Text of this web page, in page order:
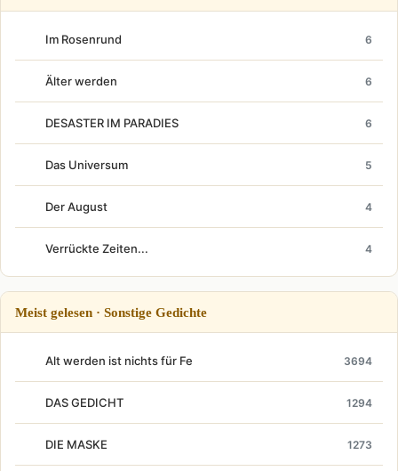
Im Rosenrund 6
Älter werden 6
DESASTER IM PARADIES 6
Das Universum 5
Der August 4
Verrückte Zeiten... 4
Meist gelesen · Sonstige Gedichte
Alt werden ist nichts für Fe 3694
DAS GEDICHT 1294
DIE MASKE 1273